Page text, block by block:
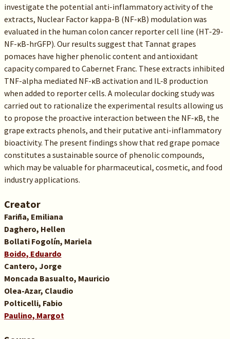
investigate the potential anti-inflammatory activity of the
extracts, Nuclear Factor kappa-B (NF-κB) modulation was
evaluated in the human colon cancer reporter cell line (HT-29-
NF-κB-hrGFP). Our results suggest that Tannat grapes
pomaces have higher phenolic content and antioxidant
capacity compared to Cabernet Franc. These extracts inhibited
TNF-alpha mediated NF-κB activation and IL-8 production
when added to reporter cells. A molecular docking study was
carried out to rationalize the experimental results allowing us
to propose the proactive interaction between the NF-κB, the
grape extracts phenols, and their putative anti-inflammatory
bioactivity. The present findings show that red grape pomace
constitutes a sustainable source of phenolic compounds,
which may be valuable for pharmaceutical, cosmetic, and food
industry applications.
Creator
Fariña, Emiliana
Daghero, Hellen
Bollati Fogolín, Mariela
Boido, Eduardo
Cantero, Jorge
Moncada Basualto, Mauricio
Olea-Azar, Claudio
Polticelli, Fabio
Paulino, Margot